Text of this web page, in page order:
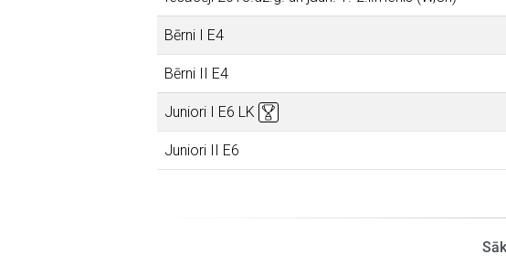
Bērni I E4
Bērni II E4
Juniori I E6 LK
Juniori II E6